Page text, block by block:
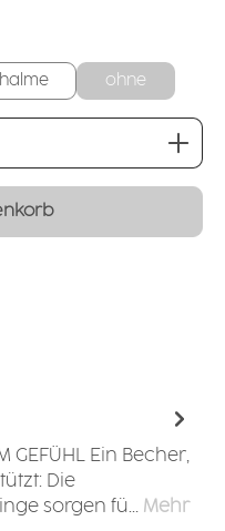
ohne
gewünschten Wert
GEFÜHL Ein Becher,
Die
sorgen fü… Mehr